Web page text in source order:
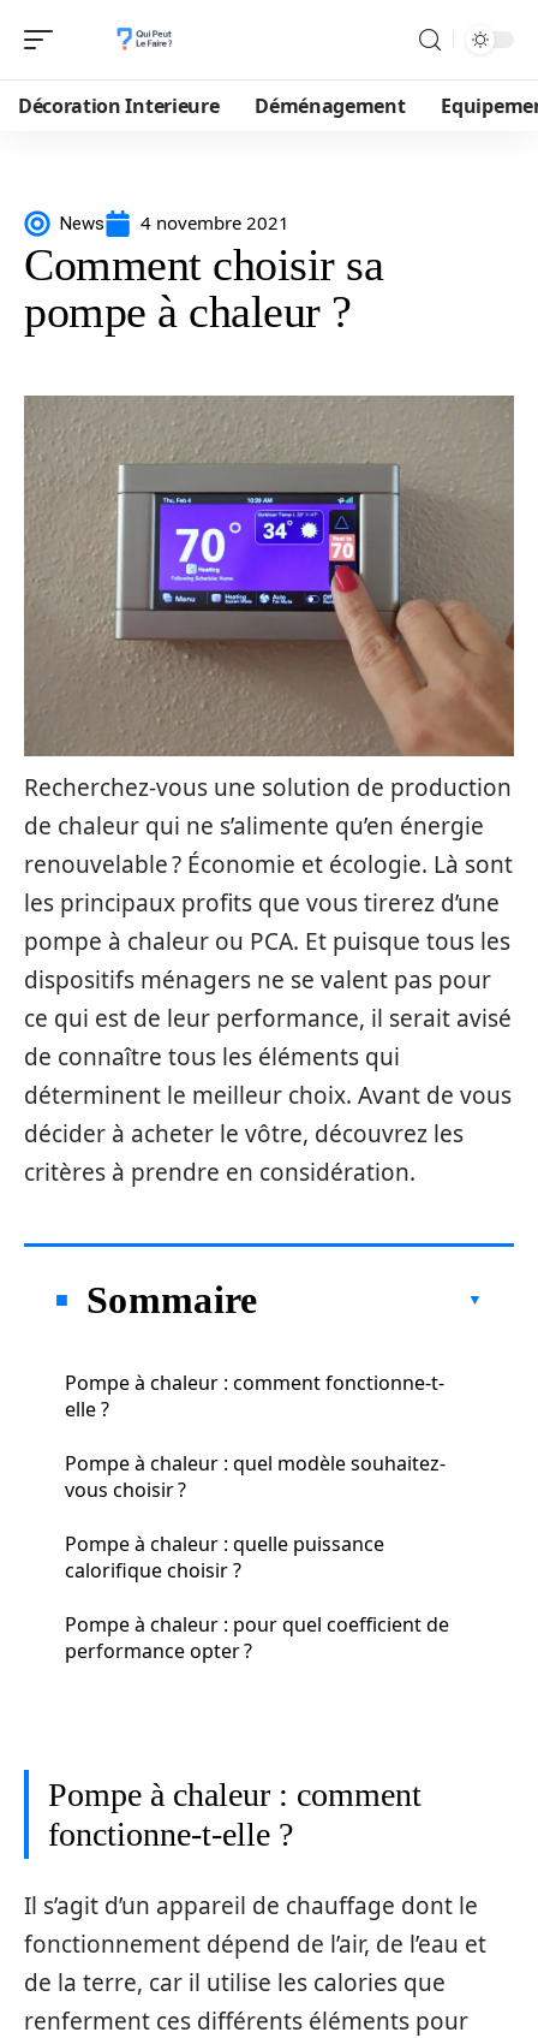
Décoration Interieure Déménagement
News 4 novembre 2021
Comment choisir sa
pompe à chaleur ?
Recherchez-vous une solution de production
de chaleur qui ne s’alimente qu’en énergie
renouvelable ? Économie et écologie. Là sont
les principaux profits que vous tirerez d’une
pompe à chaleur ou PCA. Et puisque tous les
dispositifs ménagers ne se valent pas pour
ce qui est de leur performance, il serait avisé
de connaître tous les éléments qui
déterminent le meilleur choix. Avant de vous
décider à acheter le vôtre, découvrez les
critères à prendre en considération.
Sommaire
Pompe à chaleur : comment fonctionne-t-
elle ?
Pompe à chaleur : quel modèle souhaitez-
vous choisir ?
Pompe à chaleur : quelle puissance
calorifique choisir ?
Pompe à chaleur : pour quel coefficient de
performance opter ?
Pompe à chaleur : comment
fonctionne-t-elle ?
Il s’agit d’un appareil de chauffage dont le
fonctionnement dépend de l’air, de l’eau et
de la terre, car il utilise les calories que
renferment ces différents éléments pour